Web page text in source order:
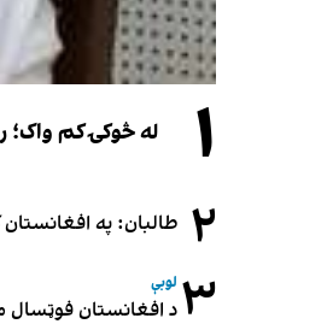
۱ له څوکۍ کم واک؛
۲ طالبان: په
۳ لوبې
د افغانستان فوټسال ملي